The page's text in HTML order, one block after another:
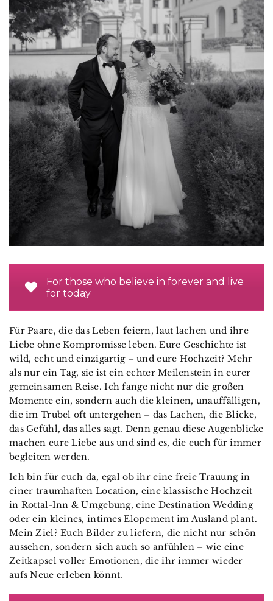
For those who believe in forever and live
for today
Für Paare, die das Leben feiern, laut lachen und ihre
Liebe ohne Kompromisse leben. Eure Geschichte ist
wild, echt und einzigartig – und eure Hochzeit? Mehr
als nur ein Tag, sie ist ein echter Meilenstein in eurer
gemeinsamen Reise. Ich fange nicht nur die großen
Momente ein, sondern auch die kleinen, unauffälligen,
die im Trubel oft untergehen – das Lachen, die Blicke,
das Gefühl, das alles sagt. Denn genau diese Augenblicke
machen eure Liebe aus und sind es, die euch für immer
begleiten werden.
Ich bin für euch da, egal ob ihr eine freie Trauung in
einer traumhaften Location, eine klassische Hochzeit
in Rottal-Inn & Umgebung, eine Destination Wedding
oder ein kleines, intimes Elopement im Ausland plant.
Mein Ziel? Euch Bilder zu liefern, die nicht nur schön
aussehen, sondern sich auch so anfühlen – wie eine
Zeitkapsel voller Emotionen, die ihr immer wieder
aufs Neue erleben könnt.